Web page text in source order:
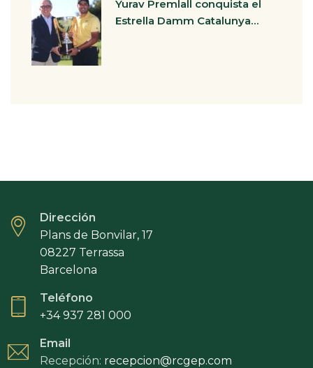
Yurav Premlall conquista el
Estrella Damm Catalunya…
Dirección
Plans de Bonvilar, 17
08227 Terrassa
Barcelona
Teléfono
+34 937 281 000
Email
Recepción: recepcion@rcgep.com